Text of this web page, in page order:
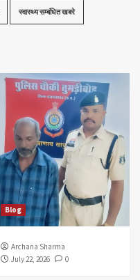
स्वास्थ्य सम्बंधित खबरे
Blog
Archana Sharma
July 22, 2026
0